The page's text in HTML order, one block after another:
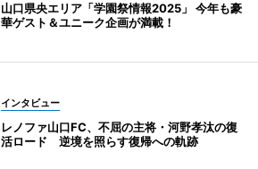
山口県央エリア「学園祭情報2025」 今年も豪
華ゲスト＆ユニーク企画が満載！
インタビュー
レノファ山口FC、不屈の主将・河野孝汰の復
活ロード 逆境を照らす復帰への軌跡